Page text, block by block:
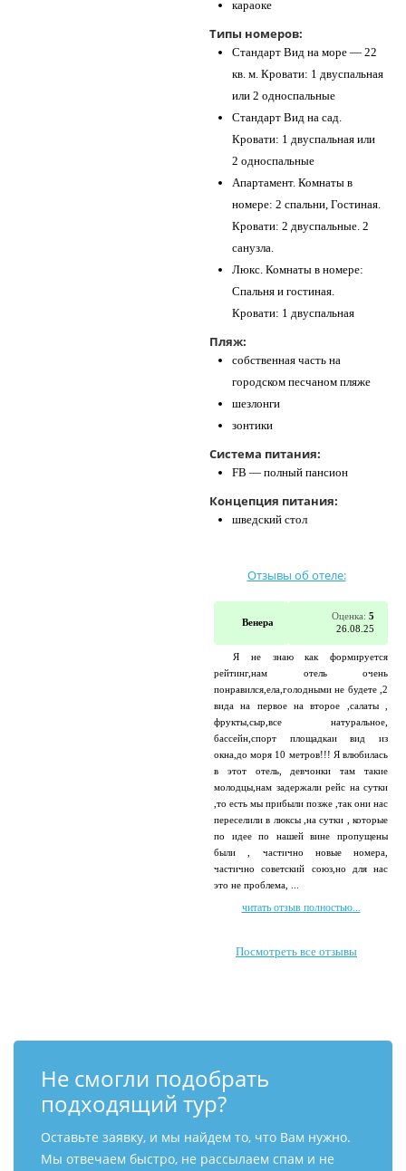
караоке
Типы номеров:
Стандарт Вид на море — 22
кв. м. Кровати: 1 двуспальная
или 2 односпальные
Стандарт Вид на сад.
Кровати: 1 двуспальная или
2 односпальные
Апартамент. Комнаты в
номере: 2 спальни, Гостиная.
Кровати: 2 двуспальные. 2
санузла.
Люкс. Комнаты в номере:
Спальня и гостиная.
Кровати: 1 двуспальная
Пляж:
собственная часть на
городском песчаном пляже
шезлонги
зонтики
Система питания:
FB — полный пансион
Концепция питания:
шведский стол
Отзывы об отеле:
Венера
Оценка: 5
26.08.25
Я не знаю как формируется
рейтинг,нам отель очень
понравился,ела,голодными не будете ,2
вида на первое на второе ,салаты ,
фрукты,сыр,все натуральное,
бассейн,спорт площадкаи вид из
окна,до моря 10 метров!!! Я влюбилась
в этот отель, девчонки там такие
молодцы,нам задержали рейс на сутки
,то есть мы прибыли позже ,так они нас
переселили в люксы ,на сутки , которые
по идее по нашей вине пропущены
были , частично новые номера,
частично советский союз,но для нас
это не проблема, ...
читать отзыв полностью...
Посмотреть все отзывы
Не смогли подобрать
подходящий тур?
Оставьте заявку, и мы найдем то, что Вам нужно.
Мы отвечаем быстро, не рассылаем спам и не